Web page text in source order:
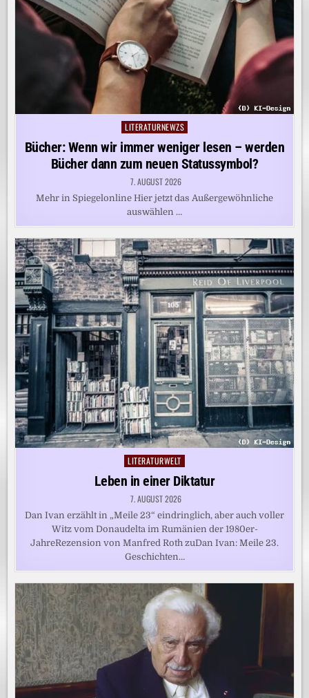
Posted
in
LITERATURNEWZS
Bücher: Wenn wir immer weniger lesen – werden
Bücher dann zum neuen Statussymbol?
7. AUGUST 2026
Mehr in Spiegelonline Hier jetzt das Außergewöhnliche
auswählen …
Posted
in
LITERATURWELT
Leben in einer Diktatur
7. AUGUST 2026
Dan Ivan erzählt in „Meile 23“ eindringlich, aber auch voller
Witz vom Donaudelta im Rumänien der 1980er-
JahreRezension von Manfred Roth zuDan Ivan: Meile 23.
Geschichten…